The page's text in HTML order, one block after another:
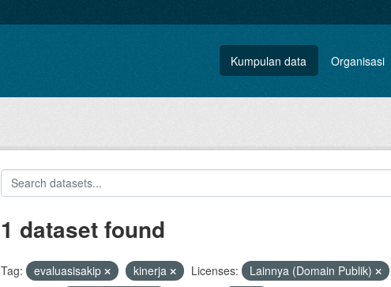
Kumpulan data Organisasi
1 dataset found
Tag: evaluasisakip kinerja Licenses:
Lainnya (Domain Publik)